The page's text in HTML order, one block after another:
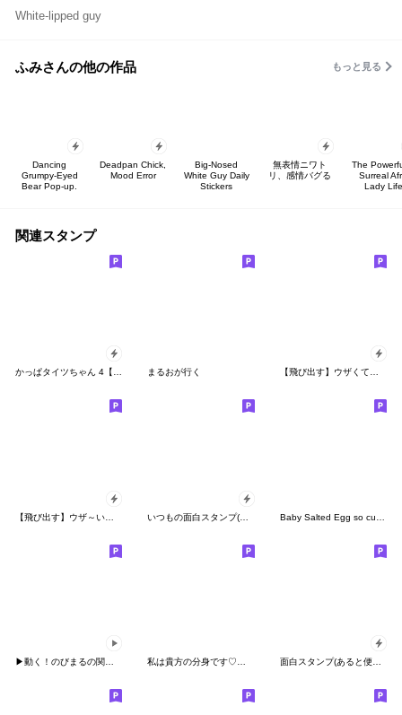
White-lipped guy
ふみさんの他の作品 もっと見る
Dancing
Grumpy-Eyed
Bear Pop-up.
Deadpan Chick,
Mood Error
Big-Nosed
White Guy Daily
Stickers
無表情ニワト
リ、感情バグる
The
Surreal
Lady Life
関連スタンプ
かっぱタイツちゃん 4【ポップアップ】 まるおが行く 【飛び出す】ウザくてシュールお猿☆正月